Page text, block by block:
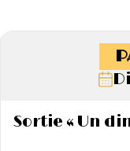
Sortie « Un